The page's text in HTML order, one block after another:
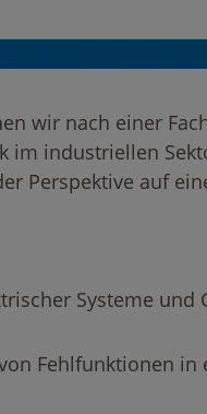
wir nach einer
im industriellen
Perspektive auf
Systeme und
Fehlfunktionen in